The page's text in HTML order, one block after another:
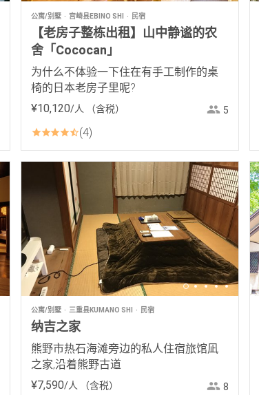
公寓/别墅 宫崎县EBINO SHI 民宿
【老房子整栋出租】山中静谧的农
舍「Cococan」
为什么不体验一下住在有手工制作的桌
椅的日本老房子里呢?
¥10,120/人 （含税） 5
4
公寓/别墅 三重县KUMANO SHI 民宿
纳吉之家
熊野市热石海滩旁边的私人住宿旅馆凪
之家,沿着熊野古道
¥7,590/人 （含税） 8